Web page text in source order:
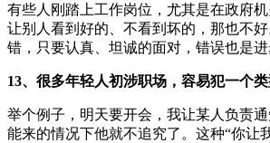
有些人刚踏上工作岗位，尤其是在政府
让别人看到好的、不看到坏的，那也不
错，只要认真、坦诚的面对，错误也是
13、很多年轻人初涉职场，容易犯一个
举个例子，明天要开会，我让某人负责
能来的情况下他就不追究了。这种“你让